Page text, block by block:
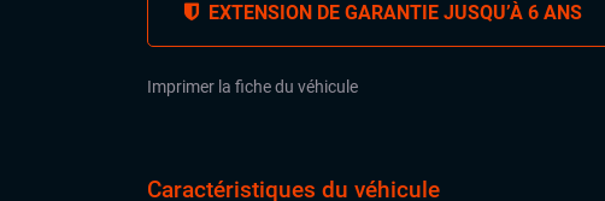
EXTENSION DE GARANTIE JUSQU’À 6 ANS
Imprimer la fiche du véhicule
Caractéristiques du véhicule